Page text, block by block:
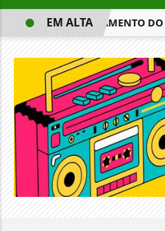
APRIMORAMENTO DO
EM ALTA